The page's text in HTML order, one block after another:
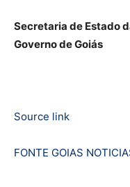
Secretaria de Estado
Governo de Goiás
Source link
FONTE GOIAS